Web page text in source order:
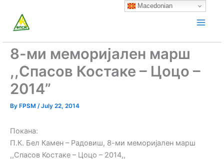
content
8-ми меморијален марш
,,Спасов Костаке – Цоцо –
2014”
By FPSM /July 22, 2014
Покана:
П.К. Бел Камен – Радовиш, 8-ми меморијален марш
,,Спасов Костаке – Цоцо – 2014,,
Macedonian